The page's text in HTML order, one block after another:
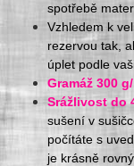
spotřebě
Vzhledem k
rezervou tak,
úplet podle
Gramáž 300
Srážlivost do
sušení v
počítáte s
je krásně